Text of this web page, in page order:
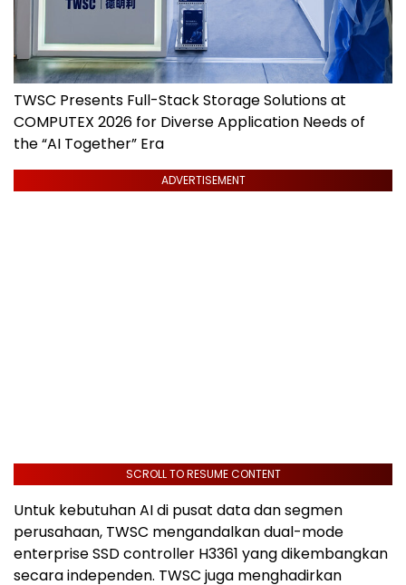
TWSC Presents Full-Stack Storage Solutions at
COMPUTEX 2026 for Diverse Application Needs of
the “AI Together” Era
ADVERTISEMENT
SCROLL TO RESUME CONTENT
Untuk kebutuhan AI di pusat data dan segmen
perusahaan, TWSC mengandalkan dual-mode
enterprise SSD controller H3361 yang dikembangkan
secara independen. TWSC juga menghadirkan